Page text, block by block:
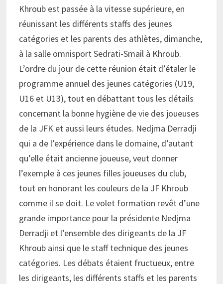
Khroub est passée à la vitesse supérieure, en
réunissant les différents staffs des jeunes
catégories et les parents des athlètes, dimanche,
à la salle omnisport Sedrati-Smail à Khroub.
L’ordre du jour de cette réunion était d’étaler le
programme annuel des jeunes catégories (U19,
U16 et U13), tout en débattant tous les détails
concernant la bonne hygiène de vie des joueuses
de la JFK et aussi leurs études. Nedjma Derradji
qui a de l’expérience dans le domaine, d’autant
qu’elle était ancienne joueuse, veut donner
l’exemple à ces jeunes filles joueuses du club,
tout en honorant les couleurs de la JF Khroub
comme il se doit. Le volet formation revêt d’une
grande importance pour la présidente Nedjma
Derradji et l’ensemble des dirigeants de la JF
Khroub ainsi que le staff technique des jeunes
catégories. Les débats étaient fructueux, entre
les dirigeants, les différents staffs et les parents